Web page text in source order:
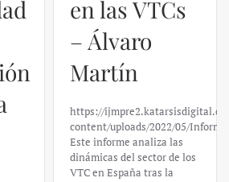
en las VTCs
– Álvaro
Martín
https://
content/uploads/2022/05/
Este informe analiza las
dinámicas del sector de los
VTC en España tras la